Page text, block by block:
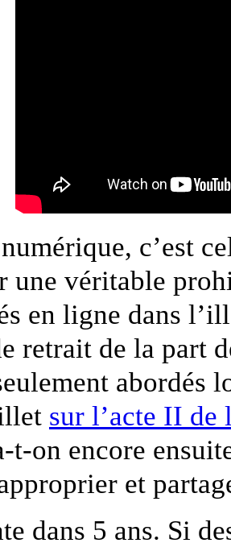
c’est
une véritable
en ligne dans
retrait de la part
abordés
sur l’acte II de
t-on encore
et
dans 5 ans. Si